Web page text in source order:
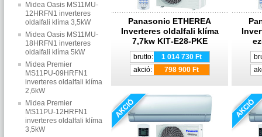
Midea Oasis MS11MU-
12HRFN1 inverteres
oldalfali klíma 3,5kW
Midea Oasis MS11MU-
18HRFN1 inverteres
oldalfali klíma 5kW
Midea Premier
MS11PU-09HRFN1
inverteres oldalfali klíma
2,6kW
Midea Premier
MS11PU-12HRFN1
inverteres oldalfali klíma
3,5kW
Panasonic ETHEREA
Inverteres oldalfali klíma
7,7kw KIT‐E28‐PKE
brutto:
1 014 730 Ft
akció:
798 900 Ft